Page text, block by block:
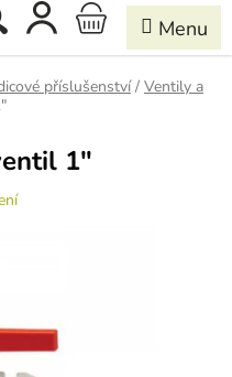
Hledat
NÁKUPNÍ
KOŠÍK
příslušenství / Ventily a
1"